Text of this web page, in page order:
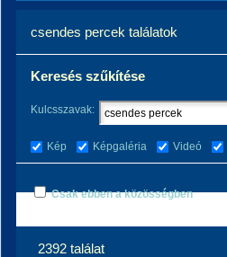
csendes percek találatok
Keresés szűkítése
Kulcsszavak:
Kép Képgaléria Videó
Csak ebben a közösségben
2392 találat